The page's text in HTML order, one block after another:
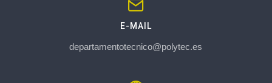
E-MAIL
departamentotecnico@polytec.es